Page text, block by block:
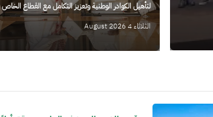
لتأهيل الكوادر الوطنية وتعزيز التكامل مع القطاع الخاص
الثلاثاء 4 August 2026